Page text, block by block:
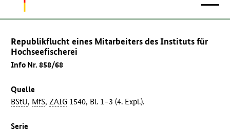
Republikflucht eines Mitarbeiters des Instituts für
Hochseefischerei
Info Nr. 858/68
Quelle
BStU, MfS,ZAIG 1540, Bl. 1–3 (4. Expl.).
Serie